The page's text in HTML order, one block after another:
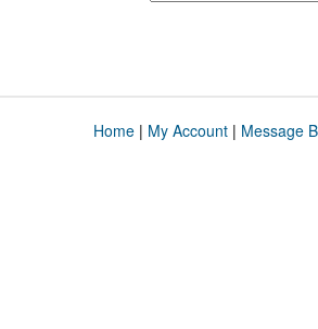
Home| My Account| Message